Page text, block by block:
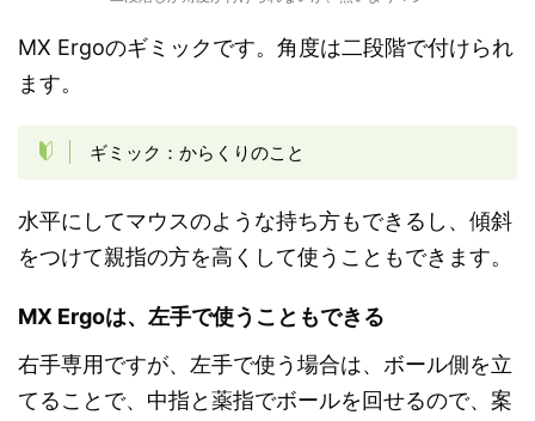
MX Ergoのギミックです。角度は二段階で付けられ
ます。
ギミック：からくりのこと
水平にしてマウスのような持ち方もできるし、傾斜
をつけて親指の方を高くして使うこともできます。
MX Ergoは、左手で使うこともできる
右手専用ですが、左手で使う場合は、ボール側を立
てることで、中指と薬指でボールを回せるので、案